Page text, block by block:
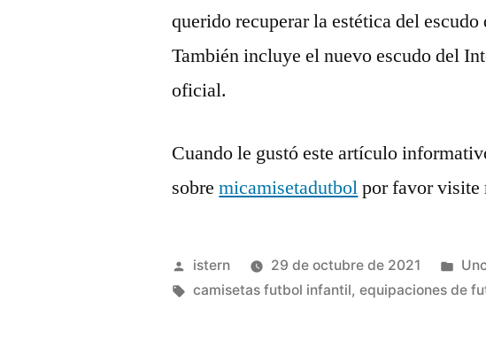
querido recuperar la estética del
También incluye el nuevo escudo del
oficial.
Cuando le gustó este artículo
sobremicamisetadutbolpor favor visite
Publicado
por
istern 29 de octubre de 2021
en
Etiquetas:
camisetas futbol infantil,equipaciones de